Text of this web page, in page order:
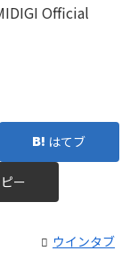
Official
はてブ
ー
ウインタブ